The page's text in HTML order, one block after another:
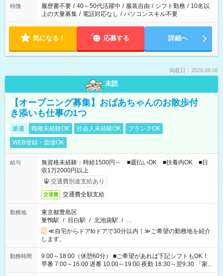
特徴 履歴書不要 / 40～50代活躍中 / 服装自由 / シフト勤務 / 10名以
上の大量募集 / 電話対応なし / パソコンスキル不要
気になる！ 応募する 詳細へ
掲載日：2026.08.06
未読
【オープニング募集】おばあちゃんのお散歩付
き添いも仕事の1つ
派遣 職種未経験OK 社会人未経験OK
ブランクOK
WEB登録・面接OK
給与
無資格未経験：時給1500円～ ■週払いOK ■扶養内OK ■日
収1万2000円以上
交通費別途支給あり
交通費 交通費全額支給
勤務地
東京都豊島区
巣鴨駅 / 目白駅 / 北池袋駅 / …
≪自宅からドアtoドアで30分以内！≫ご希望の勤務地を紹介
します。
勤務時間
9:00～18:00（休憩60分） ■ご希望があれば下記シフトもOK！
早番 7:00～16:00 遅番 10:00～19:00 夜勤 16:30～翌9:30 「家族
と休みを合わせたい」 「余裕を持って夕飯の準備がしたい」